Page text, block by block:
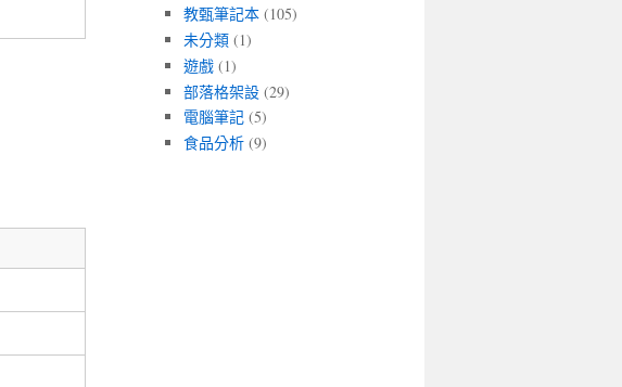
教甄筆記本 (105)
未分類 (1)
遊戲 (1)
部落格架設 (29)
電腦筆記 (5)
食品分析 (9)